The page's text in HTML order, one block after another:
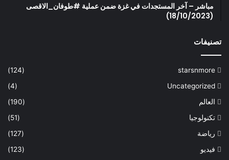
مباشر – آخر المستجدات في غزة ضمن عملية #طوفان_الاقصى
(18/10/2023)
تصنيفات
starsnmore
(124)
Uncategorized
(4)
العالم
(190)
تكنولوجيا
(51)
رياضة
(127)
فيديو
(123)